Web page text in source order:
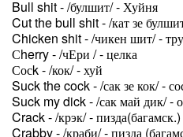
Bull shit - /булшит/ - Хуйня
Cut the bull shit - /кат зе
Chicken shit - /чикен шит/ -
Сherry - /чЕри / - целка
Сосk - /кок/ - хуй
Suck the cock - /сак зе кок/ -
Suck my dick - /сак май дик/ -
Crack - /крэк/ - пизда(багамск.)
Crabby - /краби/ - пизда